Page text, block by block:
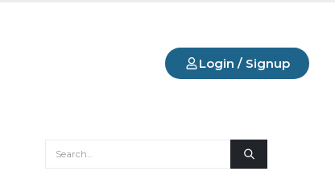
Login / Signup